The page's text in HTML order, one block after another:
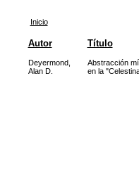
Inicio
Autor Título
Deyermond,
Alan D.
Abstracción
en la